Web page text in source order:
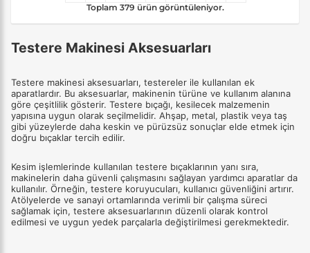
Toplam 379 ürün görüntüleniyor.
Testere Makinesi Aksesuarları
Testere makinesi aksesuarları, testereler ile kullanılan ek
aparatlardır. Bu aksesuarlar, makinenin türüne ve kullanım alanına
göre çeşitlilik gösterir. Testere bıçağı, kesilecek malzemenin
yapısına uygun olarak seçilmelidir. Ahşap, metal, plastik veya taş
gibi yüzeylerde daha keskin ve pürüzsüz sonuçlar elde etmek için
doğru bıçaklar tercih edilir.
Kesim işlemlerinde kullanılan testere bıçaklarının yanı sıra,
makinelerin daha güvenli çalışmasını sağlayan yardımcı aparatlar da
kullanılır. Örneğin, testere koruyucuları, kullanıcı güvenliğini artırır.
Atölyelerde ve sanayi ortamlarında verimli bir çalışma süreci
sağlamak için, testere aksesuarlarının düzenli olarak kontrol
edilmesi ve uygun yedek parçalarla değiştirilmesi gerekmektedir.